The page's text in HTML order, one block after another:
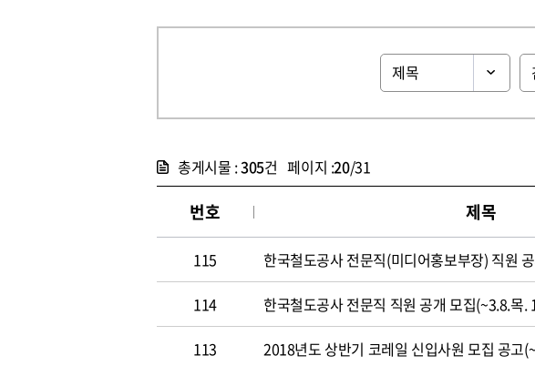
총게시물 :305건 페이지 :20/31
번호 제목
115 한국철도공사 전문직(미디어홍보부장) 직원
114 한국철도공사 전문직 직원 공개 모집(~3.8.목.
113 2018년도 상반기 코레일 신입사원 모집 공고